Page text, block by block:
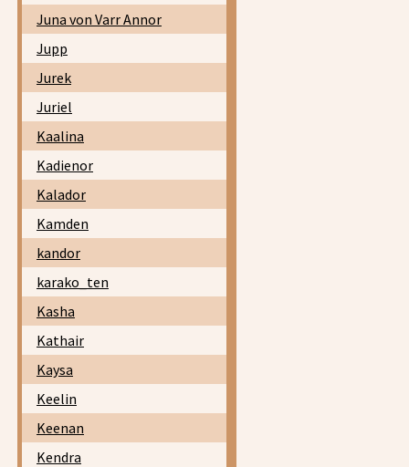
Juna von Varr Annor
Jupp
Jurek
Juriel
Kaalina
Kadienor
Kalador
Kamden
kandor
karako_ten
Kasha
Kathair
Kaysa
Keelin
Keenan
Kendra